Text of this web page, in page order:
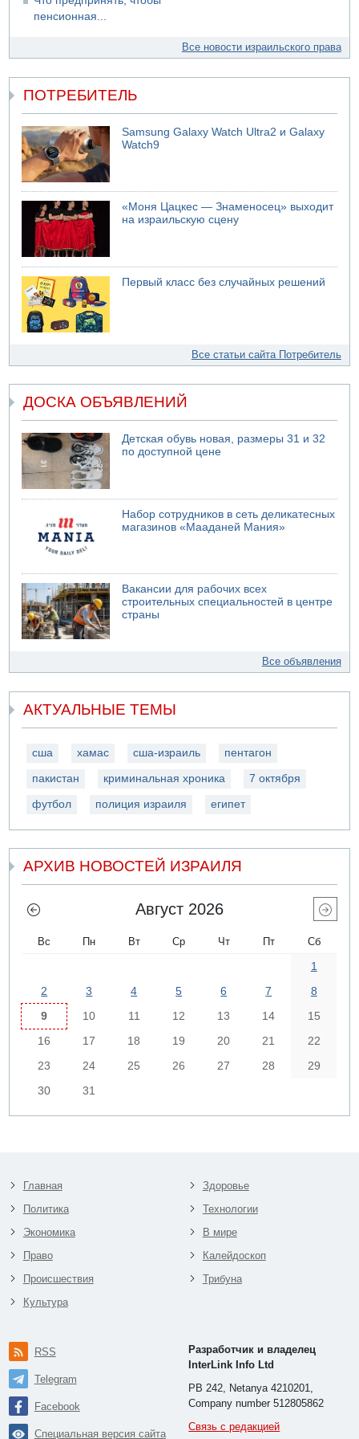
пенсионная...
Все новости израильского права
ПОТРЕБИТЕЛЬ
Samsung Galaxy Watch Ultra2 и Galaxy
Watch9
«Моня Цацкес — Знаменосец» выходит
на израильскую сцену
Первый класс без случайных решений
Все статьи сайта Потребитель
ДОСКА ОБЪЯВЛЕНИЙ
Детская обувь новая, размеры 31 и 32
по доступной цене
Набор сотрудников в сеть деликатесных
магазинов «Мааданей Мания»
Вакансии для рабочих всех
строительных специальностей в центре
страны
Все объявления
АКТУАЛЬНЫЕ ТЕМЫ
сша хамас сша-израиль пентагон
пакистан криминальная хроника 7 октября
футбол полиция израиля египет
АРХИВ НОВОСТЕЙ ИЗРАИЛЯ
Август 2026
Вс Пн Вт Ср Чт Пт Сб
1
2
3 4 5 6 7
8
9
10 11 12 13 14
15
16
17 18 19 20 21
22
23
24 25 26 27 28
29
30
31
Главная
Политика
Экономика
Право
Происшествия
Культура
Здоровье
Технологии
В мире
Калейдоскоп
Трибуна
RSS
Telegram
Facebook
Специальная версия сайта
Разработчик и владелец
InterLink Info Ltd
PB 242, Netanya 4210201,
Company number 512805862
Связь с редакцией